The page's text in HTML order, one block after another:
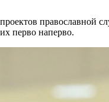
перво наперво.